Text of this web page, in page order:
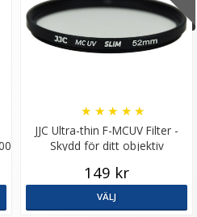
a6400
JJC Ultra-thin F-MCUV Filter -
Skydd för ditt objektiv
★ ★ ★ ★ ★
149 kr
VÄLJ